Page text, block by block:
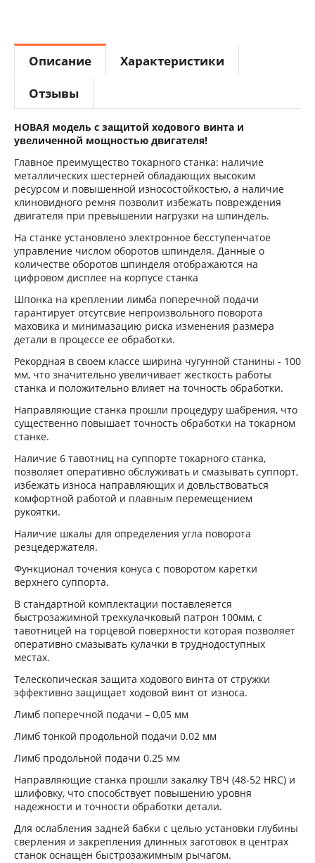
Описание
Характеристики
Отзывы
НОВАЯ модель с защитой ходового винта и
увеличенной мощностью двигателя!
Главное преимущество токарного станка: наличие
металлических шестерней обладающих высоким
ресурсом и повышенной износостойкостью, а наличие
клиновидного ремня позволит избежать повреждения
двигателя при превышении нагрузки на шпиндель.
На станке установлено электронное бесступенчатое
управление числом оборотов шпинделя. Данные о
количестве оборотов шпинделя отображаются на
цифровом дисплее на корпусе станка
Шпонка на креплении лимба поперечной подачи
гарантирует отсутсвие непроизвольного поворота
маховика и минимазацию риска изменения размера
детали в процессе ее обработки.
Рекордная в своем классе ширина чугунной станины - 100
мм, что значительно увеличивает жесткость работы
станка и положительно влияет на точность обработки.
Направляющие станка прошли процедуру шабрения, что
существенно повышает точность обработки на токарном
станке.
Наличие 6 тавотниц на суппорте токарного станка,
позволяет оперативно обслуживать и смазывать суппорт,
избежать износа направляющих и довльствоваться
комфортной работой и плавным перемещением
рукоятки.
Наличие шкалы для определения угла поворота
резцедержателя.
Функционал точения конуса с поворотом каретки
верхнего суппорта.
В стандартной комплектации поставлеяется
быстрозажимной трехкулачковый патрон 100мм, с
тавотницей на торцевой поверхности которая позволяет
оперативно смазывать кулачки в труднодоступных
местах.
Телескопическая защита ходового винта от стружки
эффективно защищает ходовой винт от износа.
Лимб поперечной подачи – 0,05 мм
Лимб тонкой продольной подачи 0.02 мм
Лимб продольной подачи 0.25 мм
Направляющие станка прошли закалку ТВЧ (48-52 HRC) и
шлифовку, что способствует повышению уровня
надежности и точности обработки детали.
Для ослабления задней бабки с целью установки глубины
сверления и закрепления длинных заготовок в центрах
станок оснащен быстрозажимным рычагом.